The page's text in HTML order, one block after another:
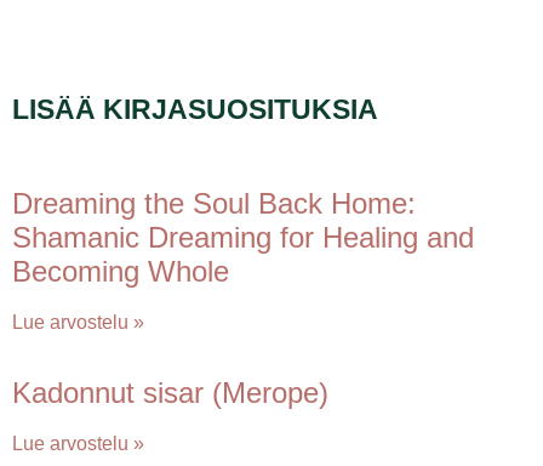
LISÄÄ KIRJASUOSITUKSIA
Dreaming the Soul Back Home:
Shamanic Dreaming for Healing and
Becoming Whole
Lue arvostelu »
Kadonnut sisar (Merope)
Lue arvostelu »